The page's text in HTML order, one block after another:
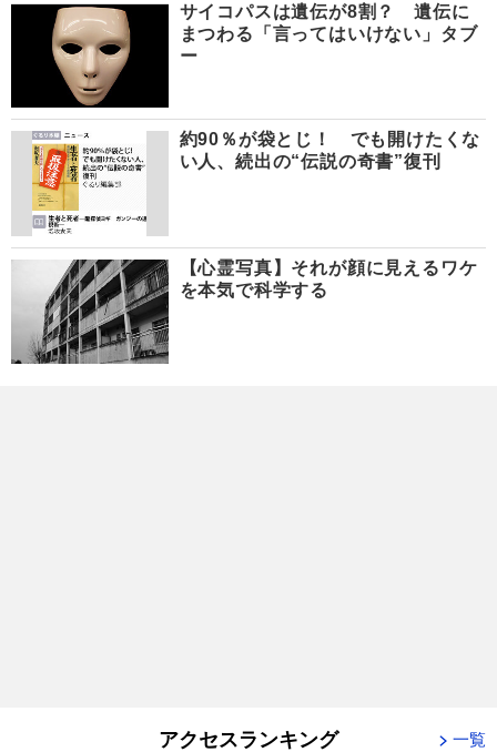
サイコパスは遺伝が8割？ 遺伝に
まつわる「言ってはいけない」タブ
ー
約90％が袋とじ！ でも開けたくな
い人、続出の“伝説の奇書”復刊
【心霊写真】それが顔に見えるワケ
を本気で科学する
アクセスランキング 一覧